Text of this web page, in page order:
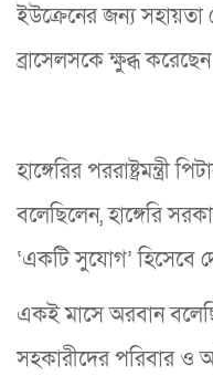
ইউক্রেনের জন্য
ব্রাসেলসকে ক্ষুব্ধ
হাঙ্গেরির পররাষ্ট্রমন্ত্রী
বলেছিলেন, হাঙ্গেরি
‘একটি সুযোগ’ হিসেবে
একই মাসে অরবান
সহকারীদের পরিবার ও